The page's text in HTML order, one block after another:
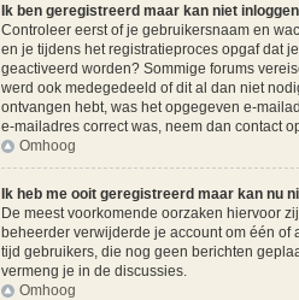
Ik ben geregistreerd maar kan niet
Controleer eerst of je gebruikersnaam en
en je tijdens het registratieproces opgaf dat
geactiveerd worden? Sommige forums
werd ook medegedeeld of dit al dan niet
ontvangen hebt, was het opgegeven e-
e-mailadres correct was, neem dan contact
Omhoog
Ik heb me ooit geregistreerd maar kan nu
De meest voorkomende oorzaken hiervoor
beheerder verwijderde je account om één of
tijd gebruikers, die nog geen berichten
vermeng je in de discussies.
Omhoog